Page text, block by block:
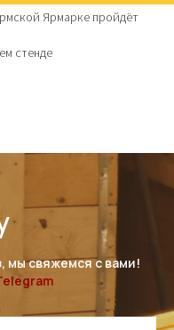
Ярмарке пройдёт
стенде
мы свяжемся с вами!